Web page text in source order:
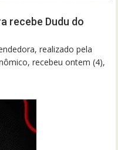
recebe Dudu do
realizado pela
recebeu ontem (4),